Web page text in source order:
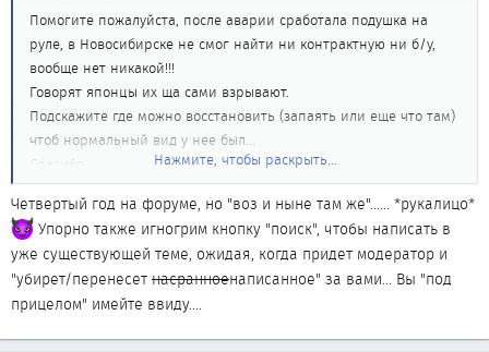
Помогите пожалуйста, после аварии сработала подушка на
руле, в Новосибирске не смог найти ни контрактную ни б/у,
вообще нет никакой!!!
Говорят японцы их ща сами взрывают.
Подскажите где можно восстановить (запаять или еще что там)
чтоб нормальный вид у нее был...
Спасибо.
Нажмите, чтобы раскрыть...
Четвертый год на форуме, но "воз и ныне там же"...... *рукалицо*
Упорно также игногрим кнопку "поиск", чтобы написать в
уже существующей теме, ожидая, когда придет модератор и
"убирет/перенесет насранноенаписанное" за вами... Вы "под
прицелом" имейте ввиду....